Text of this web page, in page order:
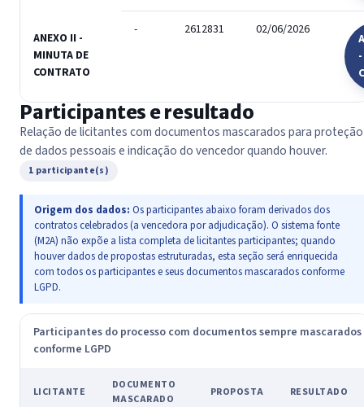
ANEXO II -
MINUTA DE
CONTRATO
- 2612831 02/06/2026
Participantes e resultado
Relação de licitantes com documentos mascarados para proteção
de dados pessoais e indicação do vencedor quando houver.
1 participante(s)
Origem dos dados: Os participantes abaixo foram derivados dos
contratos celebrados (a vencedora por adjudicação). O sistema fonte
(M2A) não expõe a lista completa de licitantes participantes; quando
houver dados de propostas estruturadas, esta seção será enriquecida
com todos os participantes e seus documentos mascarados conforme
LGPD.
Participantes do processo com documentos sempre mascarados
conforme LGPD
LICITANTE
DOCUMENTO
MASCARADO
PROPOSTA RESULTADO